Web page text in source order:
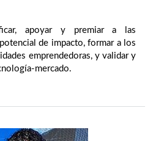
apoyar y premiar a las
de impacto, formar a los
emprendedoras, y validar y
mercado.